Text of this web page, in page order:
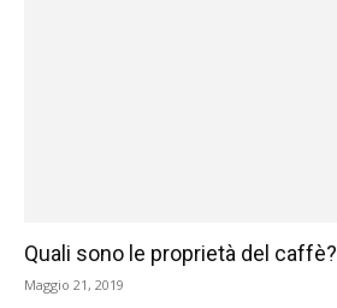
Quali sono le proprietà del caffè?
Maggio 21, 2019